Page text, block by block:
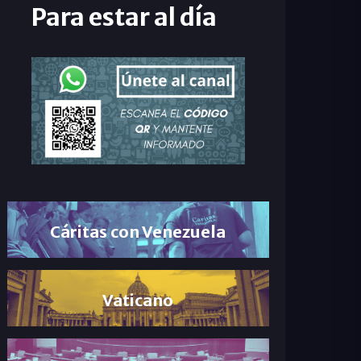
Para estar al día
Cáritas con Venezuela
Vaticano